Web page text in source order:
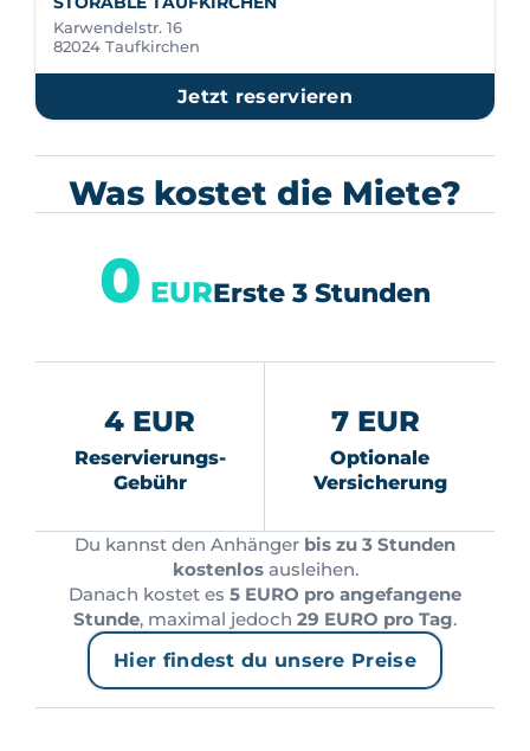
Karwendelstr. 16
82024 Taufkirchen
Jetzt reservieren
Was kostet die Miete?
4 EUR
Reservierungs-
Gebühr
0 EURErste 3 Stunden
7 EUR
Optionale
Versicherung
Du kannst den Anhänger bis zu 3 Stunden
kostenlosausleihen.
Danach kostet es 5 EURO pro angefangene
Stunde, maximal jedoch 29 EURO pro Tag.
Hier findest du unsere Preise